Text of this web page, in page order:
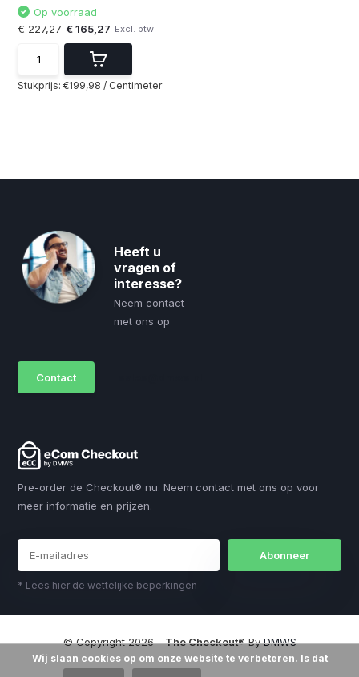
Op voorraad
€ 227,27 € 165,27 Excl. btw
Stukprijs:€199,98 / Centimeter
Heeft u
vragen of
interesse?
Neem contact
met ons op
Contact
Pre-order de Checkout® nu. Neem contact met ons op voor
meer informatie en prijzen.
Abonneer
* Lees hier de wettelijke beperkingen
© Copyright 2026 -The Checkout®ByDMWS
Wij slaan cookies op om onze website te verbeteren. Is dat